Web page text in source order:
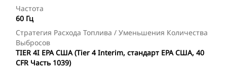
Частота
60 Гц
Стратегия Расхода Топлива / Уменьшения Количества
Выбросов
TIER 4I EPA США (Tier 4 Interim, стандарт EPA США, 40
CFR Часть 1039)